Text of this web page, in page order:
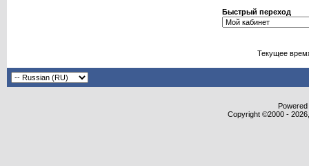
Быстрый переход
Текущее
Copyright ©2000 -